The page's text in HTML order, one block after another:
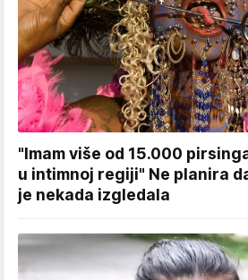
"Imam više od 15.000
u intimnoj regiji" Ne planira
je nekada izgledala